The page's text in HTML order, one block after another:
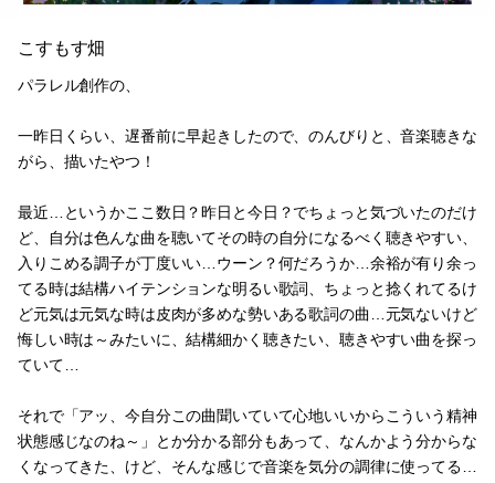
こすもす畑
パラレル創作の、
一昨日くらい、遅番前に早起きしたので、のんびりと、音楽聴きな
がら、描いたやつ！
最近…というかここ数日？昨日と今日？でちょっと気づいたのだけ
ど、自分は色んな曲を聴いてその時の自分になるべく聴きやすい、
入りこめる調子が丁度いい…ウーン？何だろうか…余裕が有り余っ
てる時は結構ハイテンションな明るい歌詞、ちょっと捻くれてるけ
ど元気は元気な時は皮肉が多めな勢いある歌詞の曲…元気ないけど
悔しい時は～みたいに、結構細かく聴きたい、聴きやすい曲を探っ
ていて…
それで「アッ、今自分この曲聞いていて心地いいからこういう精神
状態感じなのね～」とか分かる部分もあって、なんかよう分からな
くなってきた、けど、そんな感じで音楽を気分の調律に使ってる…